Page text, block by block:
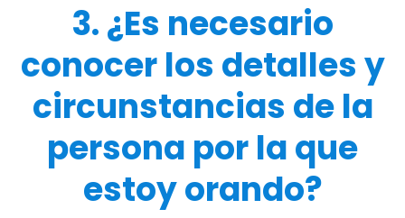
3. ¿Es necesario
conocer los detalles y
circunstancias de la
persona por la que
estoy orando?